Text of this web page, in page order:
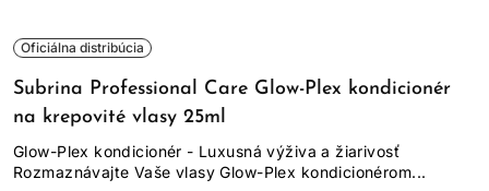
Oficiálna distribúcia
Subrina Professional Care Glow-Plex kondicionér
na krepovité vlasy 25ml
Glow-Plex kondicionér - Luxusná výživa a žiarivosť
Rozmaznávajte Vaše vlasy Glow-Plex kondicionérom...